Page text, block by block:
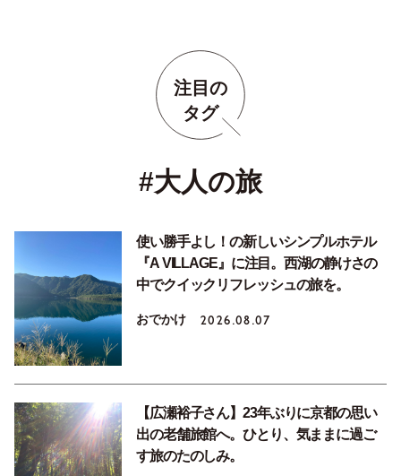
注目の
タグ
#大人の旅
使い勝手よし！の新しいシンプルホテル
『A VILLAGE』に注目。西湖の静けさの
中でクイックリフレッシュの旅を。
おでかけ 2026.08.07
【広瀬裕子さん】23年ぶりに京都の思い
出の老舗旅館へ。ひとり、気ままに過ご
す旅のたのしみ。